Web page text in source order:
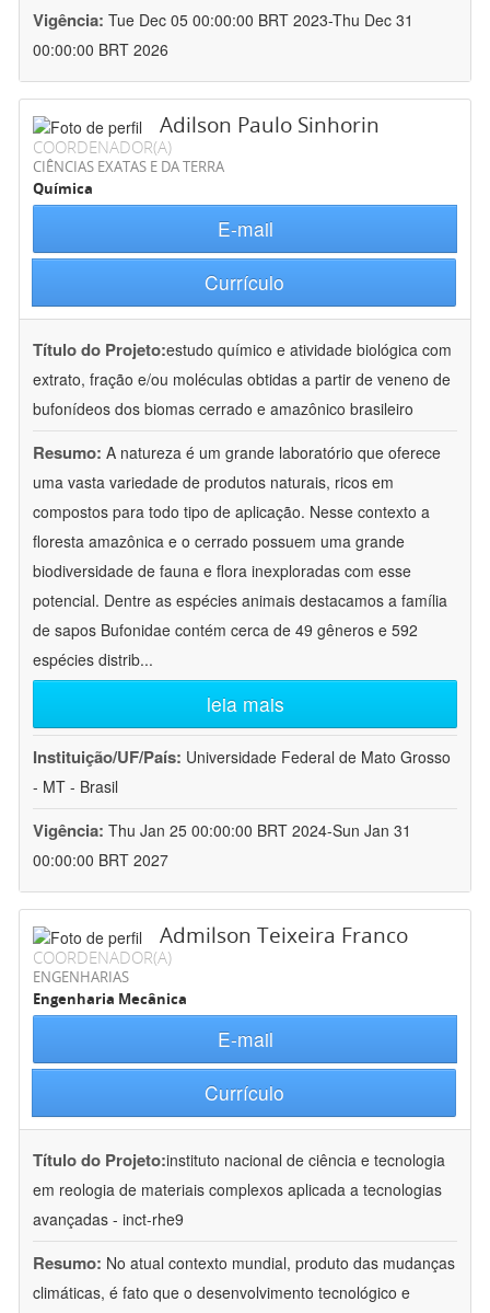
Vigência: Tue Dec 05 00:00:00 BRT 2023-Thu Dec 31
00:00:00 BRT 2026
Adilson Paulo Sinhorin
COORDENADOR(A)
CIÊNCIAS EXATAS E DA TERRA
Química
E-mail
Currículo
Título do Projeto:estudo químico e atividade biológica com
extrato, fração e/ou moléculas obtidas a partir de veneno de
bufonídeos dos biomas cerrado e amazônico brasileiro
Resumo: A natureza é um grande laboratório que oferece
uma vasta variedade de produtos naturais, ricos em
compostos para todo tipo de aplicação. Nesse contexto a
floresta amazônica e o cerrado possuem uma grande
biodiversidade de fauna e flora inexploradas com esse
potencial. Dentre as espécies animais destacamos a família
de sapos Bufonidae contém cerca de 49 gêneros e 592
espécies distrib...
leia mais
Instituição/UF/País: Universidade Federal de Mato Grosso
- MT - Brasil
Vigência: Thu Jan 25 00:00:00 BRT 2024-Sun Jan 31
00:00:00 BRT 2027
Admilson Teixeira Franco
COORDENADOR(A)
ENGENHARIAS
Engenharia Mecânica
E-mail
Currículo
Título do Projeto:instituto nacional de ciência e tecnologia
em reologia de materiais complexos aplicada a tecnologias
avançadas - inct-rhe9
Resumo: No atual contexto mundial, produto das mudanças
climáticas, é fato que o desenvolvimento tecnológico e